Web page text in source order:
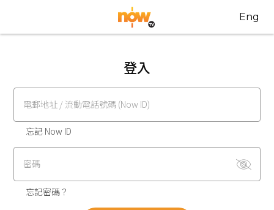
Eng
登入
電郵地址 / 流動電話號碼 (Now ID)
忘記 Now ID
密碼
忘記密碼？